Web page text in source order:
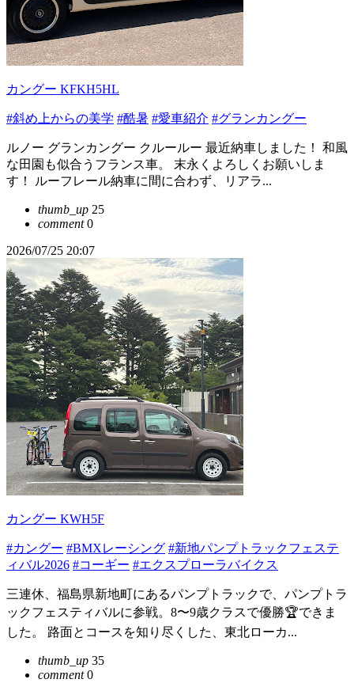
カングー KFKH5HL
#斜め上からの美学 #酷暑 #愛車紹介 #グランカングー
ルノー グランカングー クルールー 最近納車しました！ 和風
な田園も似合うフランス車。 末永くよろしくお願いしま
す！ ルーフレール納車に間に合わず、リアラ...
thumb_up 25
comment0
2026/07/25 20:07
カングー KWH5F
#カングー #BMXレーシング #新地パンプトラックフェステ
ィバル2026 #コーギー #エクスプローラバイクス
三連休、福島県新地町にあるパンプトラックで、パンプトラ
ックフェスティバルに参戦。8〜9歳クラスで優勝🏆できま
した。 路面とコースを知り尽くした、東北ローカ...
thumb_up 35
comment0